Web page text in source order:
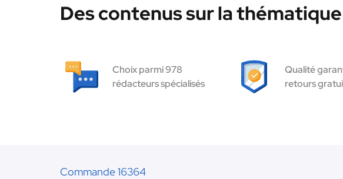
Des contenus sur la
Choix parmi 978
rédacteurs spécialisés
Qualité
retours
Commande 16364